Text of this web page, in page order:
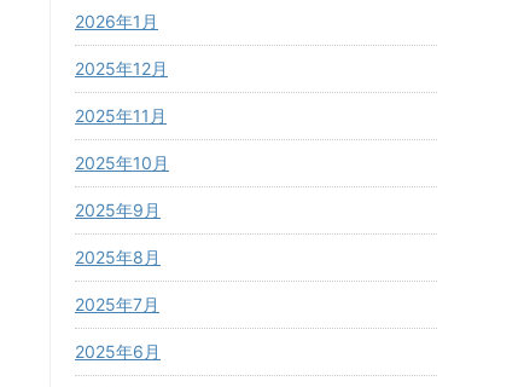
2026年1月
2025年12月
2025年11月
2025年10月
2025年9月
2025年8月
2025年7月
2025年6月